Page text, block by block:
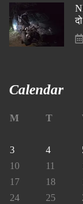
Calendar
M T
3
4
10
11
17
18
24
25